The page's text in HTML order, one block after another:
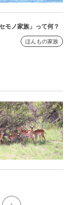
モノ家族」って何？
ほんもの家族